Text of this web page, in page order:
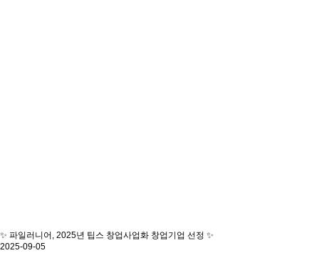
✨ 파일러니어, 2025년 팁스 창업사업화 창업기업 선정 ✨
2025-09-05